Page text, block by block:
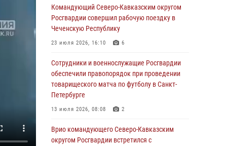
Иван Пияшев – герой выпуска «Легенды
армии с Александром Маршалом»
07 августа 2026, 12:00
округу Росгвардии и ветераны военной
контрразведки почтили память Николая
Кузнецова
07 августа 2026, 12:00
подняться на крышу Смольного собора в
Санкт-Петербурге (видео)
Командующий Северо-Кавказским округом
Росгвардии совершил рабочую поездку в
Чеченскую Республику
23 июля 2026, 16:10 6
Сотрудники и военнослужащие Росгвардии
обеспечили правопорядок при проведении
товарищеского матча по футболу в Санкт-
Петербурге
13 июля 2026, 08:08 2
Врио командующего Северо-Кавказским
округом Росгвардии встретился с